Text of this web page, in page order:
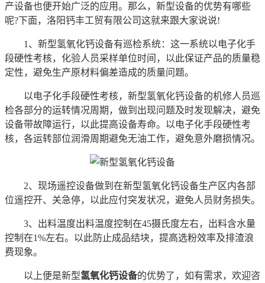
产设备也便开始广泛的应用。那么，新型设备的优势有哪些
呢?下面，洛阳钙丰工贸有限公司这就来跟大家说说!
1、新型氢氧化钙设备有巡检系统：这一系统以电子化手
段硬性考核，化验人员采样单位时间，以此保证产品的质量稳
定性，避免生产原材料偏差造成的质量问题。
以电子化手段硬性考核，新型氢氧化钙设备的机修人员巡
检各部分的运转情况周期，做到出现问题及时发现解决，避免
设备带故障运行，以此提高设备寿命。以电子化手段硬性考
核，各运转部位润滑周期避免无油工作，避免意外磨损情况。
2、现场遥控设备做到在新型氢氧化钙设备生产区内各部
位遥控开、关急停，以此应付突发状况，避免人员财务损失。
3、出料温度出料温度控制在45摄氏度左右，出料含水量
控制在1%左右。以此防止成品结块，提高选粉效率及排渣浪
费现象。
以上便是新型氢氧化钙设备的优势了，如有需求，欢迎咨